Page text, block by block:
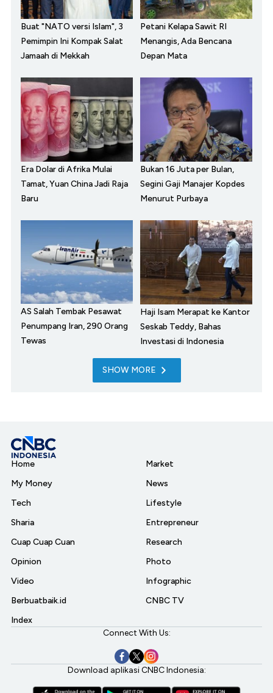
Buat "NATO versi Islam", 3
Pemimpin Ini Kompak Salat
Jamaah di Mekkah
Petani Kelapa Sawit RI
Menangis, Ada Bencana
Depan Mata
Era Dolar di Afrika Mulai
Tamat, Yuan China Jadi Raja
Baru
Bukan 16 Juta per Bulan,
Segini Gaji Manajer Kopdes
Menurut Purbaya
AS Salah Tembak Pesawat
Penumpang Iran, 290 Orang
Tewas
Haji Isam Merapat ke Kantor
Seskab Teddy, Bahas
Investasi di Indonesia
SHOW MORE
Home
My Money
Tech
Sharia
Cuap Cuap Cuan
Opinion
Video
Berbuatbaik.id
Index
Market
News
Lifestyle
Entrepreneur
Research
Photo
Infographic
CNBC TV
Connect With Us:
Download aplikasi CNBC Indonesia: